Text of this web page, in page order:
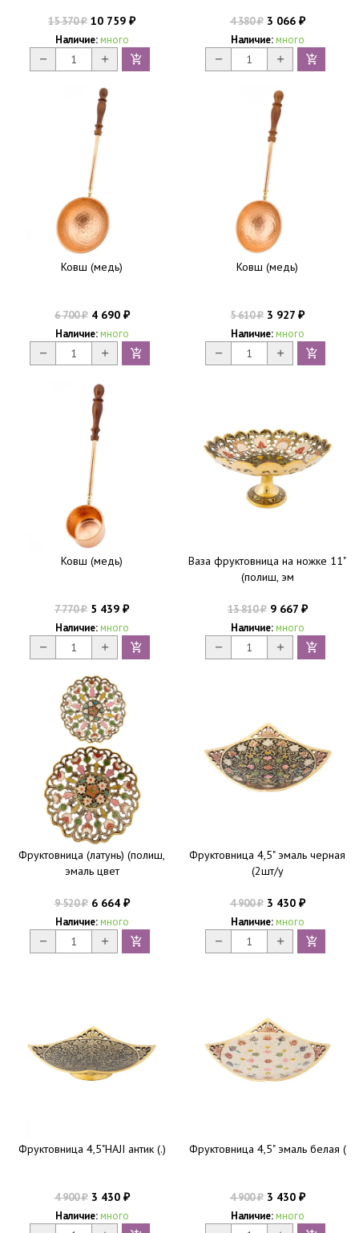
15 370₽ 10 759 ₽
Наличие: много
4 380₽3 066 ₽
Наличие: много
Ковш (медь)
6 700₽4 690 ₽
Наличие: много
Ковш (медь)
5 610₽ 3 927 ₽
Наличие: много
Ковш (медь)
7 770₽ 5 439 ₽
Наличие: много
Ваза фруктовница на ножке 11"
(полиш, эм
13 810₽9 667 ₽
Наличие: много
Фруктовница (латунь) (полиш,
эмаль цвет
9 520₽6 664 ₽
Наличие: много
Фруктовница 4,5" эмаль черная
(2шт/у
4 900₽3 430 ₽
Наличие: много
Фруктовница 4,5"HAJI антик (.)
4 900₽3 430 ₽
Наличие: много
Фруктовница 4,5" эмаль белая (
4 900₽3 430 ₽
Наличие: много